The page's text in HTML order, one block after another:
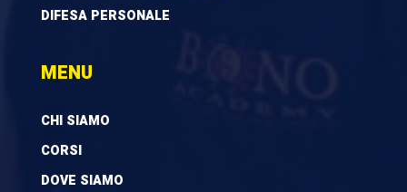
DIFESA PERSONALE
MENU
CHI SIAMO
CORSI
DOVE SIAMO